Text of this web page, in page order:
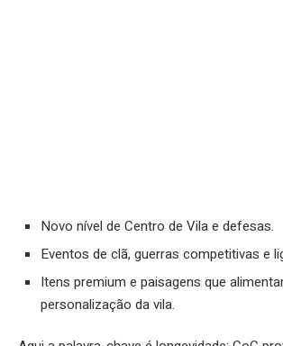
Novo nível de Centro de Vila e defesas.
Eventos de clã, guerras competitivas e
Itens premium e paisagens que
personalização da vila.